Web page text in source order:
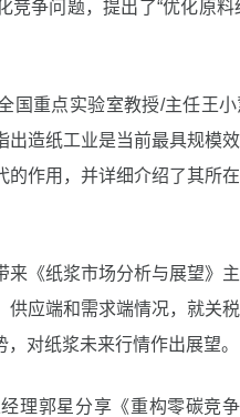
争问题，提出了“优化原料
国重点实验室教授/主任王
造纸工业是当前最具规模
作用，并详细介绍了其所
来《纸浆市场分析与展望》
供应端和需求端情况，就关
对纸浆未来行情作出展望。
理郭星分享《重构零碳竞